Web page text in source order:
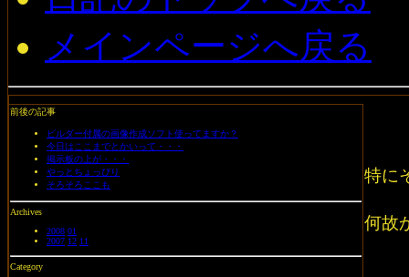
メインページへ戻る
前後の記事
ビルダー付属の画像作成ソフト使ってますか？
今日はここまでとかいって・・・
掲示板の上が・・・
やっとちょっぴり
そろそろここも
Archives
2008 01
2007 12 11
Category
特に
何故